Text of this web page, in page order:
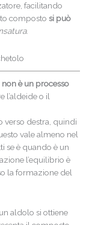
facilitando
composto si può
.
non è un processo
l’aldeide o il
verso destra, quindi
vale almeno nel
se è quando è un
l’equilibrio è
la formazione del
aldolo si ottiene